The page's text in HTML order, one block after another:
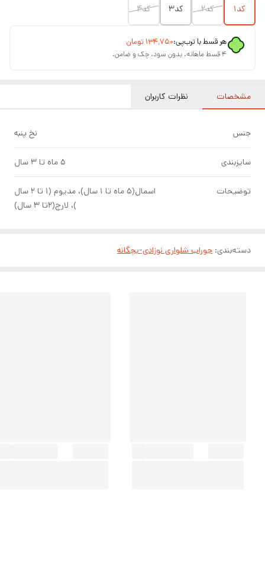
کد۱ کد۲ کد۳ کد۴
هر قسط با ترب‌پی:۱۳۴٬۷۵۰ تومان
۴ قسط ماهانه. بدون سود، چک و ضامن.
مشخصات نظرات کاربران
جنس نخ پنبه
سایزبندی ۵ ماه تا ۳ سال
توضیحات
اسمال(۵ ماه تا ۱ سال)، مدیوم (۱ تا ۲ سال
)، لارج(۲تا ۳ سال)
دسته‌بندی: جوراب شلواری نوزادی-بچگانه